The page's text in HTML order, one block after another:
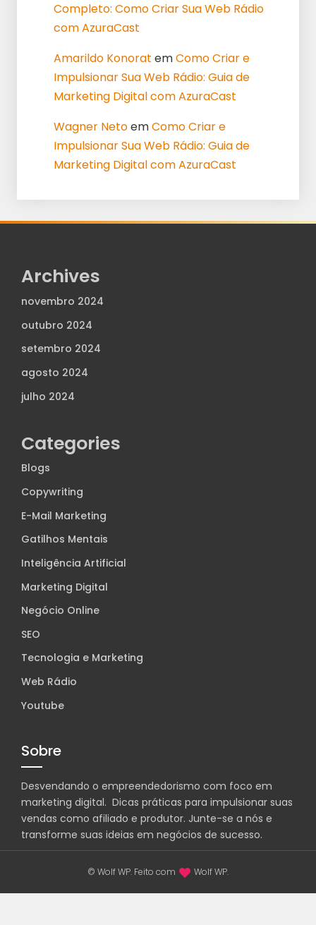
Completo: Como Criar Sua Web Rádio
com AzuraCast
Amarildo Konorat emComo Criar e
Impulsionar Sua Web Rádio: Guia de
Marketing Digital com AzuraCast
Wagner NetoemComo Criar e
Impulsionar Sua Web Rádio: Guia de
Marketing Digital com AzuraCast
Archives
novembro 2024
outubro 2024
setembro 2024
agosto 2024
julho 2024
Categories
Blogs
Copywriting
E-Mail Marketing
Gatilhos Mentais
Inteligência Artificial
Marketing Digital
Negócio Online
SEO
Tecnologia e Marketing
Web Rádio
Youtube
Sobre
Desvendando o empreendedorismo com foco em
marketing digital. Dicas práticas para impulsionar suas
vendas como afiliado e produtor. Junte-se a nós e
transforme suas ideias em negócios de sucesso.
© Wolf WP. Feito com Wolf WP.